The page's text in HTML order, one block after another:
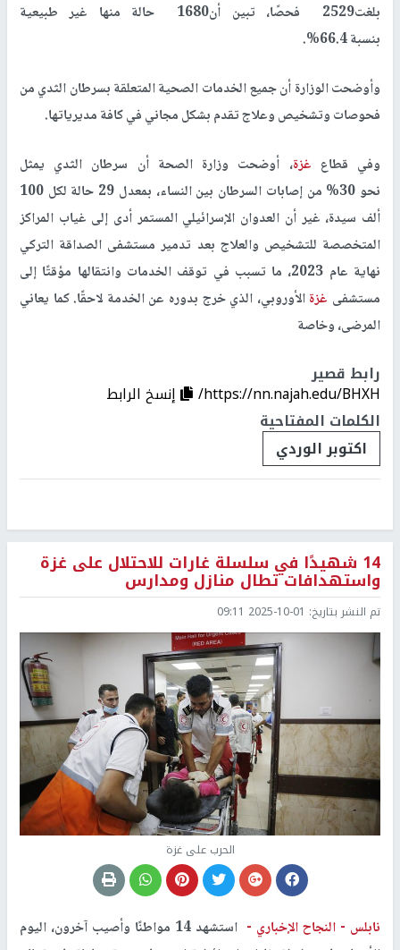
بلغت2529 فحصًا، تبين أن1680 حالة منها غير طبيعية
بنسبة 66.4%.
وأوضحت الوزارة أن جميع الخدمات الصحية المتعلقة بسرطان الثدي من
فحوصات وتشخيص وعلاج تقدم بشكل مجاني في كافة مديرياتها.
وفي قطاع غزة، أوضحت وزارة الصحة أن سرطان الثدي يمثل
نحو 30% من إصابات السرطان بين النساء، بمعدل 29 حالة لكل 100
ألف سيدة، غير أن العدوان الإسرائيلي المستمر أدى إلى غياب المراكز
المتخصصة للتشخيص والعلاج بعد تدمير مستشفى الصداقة التركي
نهاية عام 2023، ما تسبب في توقف الخدمات وانتقالها مؤقتًا إلى
مستشفى غزةالأوروبي، الذي خرج بدوره عن الخدمة لاحقًا. كما يعاني
المرضى، وخاصة
رابط قصير
https://nn.najah.edu/BHXH/
إنسخ الرابط
الكلمات المفتاحية
اكتوبر الوردي
14 شهيدًا في سلسلة غارات للاحتلال على غزة
واستهدافات تطال منازل ومدارس
تم النشر بتاريخ: 2025-10-01 09:11
الحرب على غزة
نابلس - النجاح الإخباري -
استشهد 14 مواطنًا وأصيب آخرون، اليوم